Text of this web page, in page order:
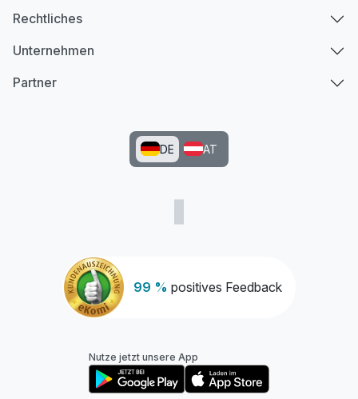
99 % positives Feedback
Rechtliches
Unternehmen
Partner
DE AT
Nutze jetzt unsere App